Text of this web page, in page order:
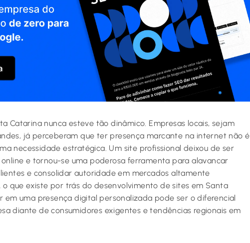
Catarina nunca esteve tão dinâmico. Empresas locais, sejam
já perceberam que ter presença marcante na internet não é
necessidade estratégica. Um site profissional deixou de ser
e tornou-se uma poderosa ferramenta para alavancar
e consolidar autoridade em mercados altamente
o que existe por trás do desenvolvimento de sites em Santa
em uma presença digital personalizada pode ser o diferencial
diante de consumidores exigentes e tendências regionais em